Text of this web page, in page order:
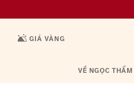
GIÁ VÀNG
VỀ NGỌC THẨM